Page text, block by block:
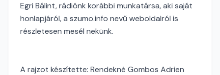
Egri Bálint, rádiónk korábbi munkatársa, aki saját
honlapjáról, a szumo.info nevű weboldalról is
részletesen mesél nekünk.
A rajzot készítette: Rendekné Gombos Adrien